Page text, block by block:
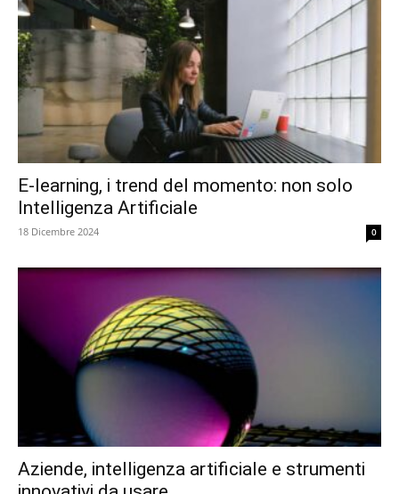
E-learning, i trend del momento: non solo
Intelligenza Artificiale
18 Dicembre 2024 0
Aziende, intelligenza artificiale e strumenti